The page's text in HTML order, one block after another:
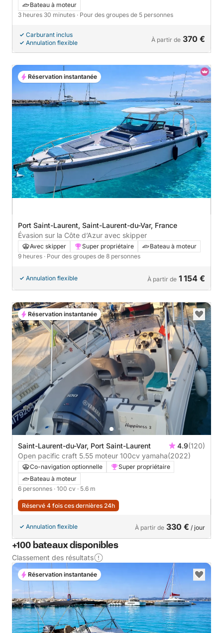
Bateau à moteur
3 heures 30 minutes · Pour des groupes de 5 personnes
Carburant inclus
Annulation flexible
À partir de 370 €
Port Saint-Laurent, Saint-Laurent-du-Var, France
Évasion sur la Côte d’Azur avec skipper
Avec skipper Super propriétaire
Bateau à moteur
9 heures · Pour des groupes de 8 personnes
Annulation flexible À partir de 1 154 €
Réservation instantanée
Saint-Laurent-du-Var, Port Saint-Laurent 4.9(120)
Open pacific craft 5.55 moteur 100cv yamaha(2022)
Co-navigation optionnelle
Super propriétaire
Bateau à moteur
6 personnes · 100 cv · 5.6 m
Réservé 4 fois ces dernières 24h
Annulation flexible À partir de 330 € / jour
Réservation instantanée
+100 bateaux disponibles
Classement des résultats
Réservation instantanée